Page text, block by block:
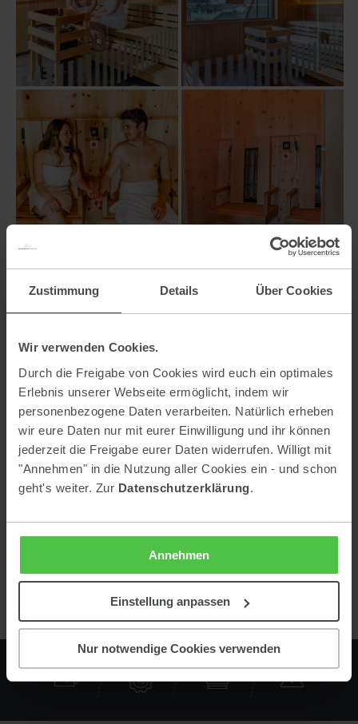
Zustimmung Details Über Cookies
Wir verwenden Cookies.
Durch die Freigabe von Cookies wird euch ein optimales
Erlebnis unserer Webseite ermöglicht, indem wir
personenbezogene Daten verarbeiten. Natürlich erheben
wir eure Daten nur mit eurer Einwilligung und ihr können
jederzeit die Freigabe eurer Daten widerrufen. Willigt mit
"Annehmen" in die Nutzung aller Cookies ein - und schon
geht's weiter. Zur Datenschutzerklärung.
Annehmen
Einstellung anpassen
Nur notwendige Cookies verwenden